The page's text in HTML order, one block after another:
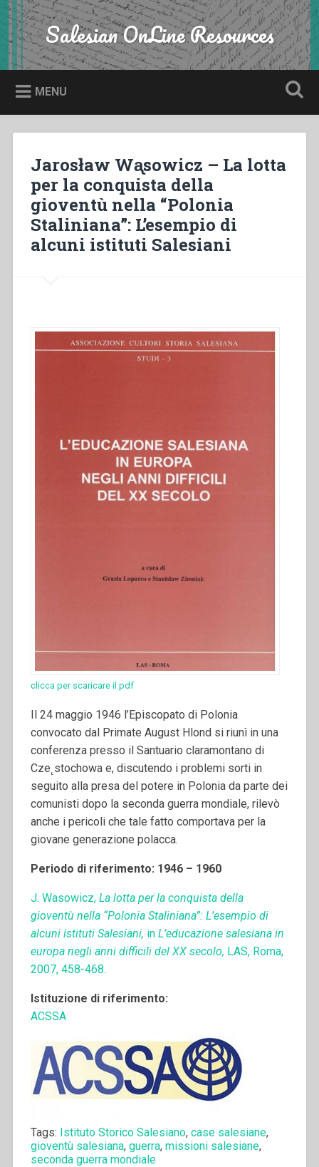
Skip
to
content
Search Salesian OnLine Resources
MENU
Jarosław Wᶏsowicz – La lotta
per la conquista della
gioventù nella “Polonia
Staliniana”: L’esempio di
alcuni istituti Salesiani
clicca per scaricare il pdf
Il 24 maggio 1946 l’Episcopato di Polonia
convocato dal Primate August Hlond si riunì in una
conferenza presso il Santuario claramontano di
Cze˛stochowa e, discutendo i problemi sorti in
seguito alla presa del potere in Polonia da parte dei
comunisti dopo la seconda guerra mondiale, rilevò
anche i pericoli che tale fatto comportava per la
giovane generazione polacca.
Periodo di riferimento: 1946 – 1960
J. Wasowicz, La lotta per la conquista della
gioventù nella “Polonia Staliniana”: L’esempio di
alcuni istituti Salesiani, in L’educazione salesiana in
europa negli anni difficili del XX secolo, LAS, Roma,
2007, 458-468.
Istituzione di riferimento:
ACSSA
Tags: Istituto Storico Salesiano, case salesiane,
gioventù salesiana, guerra, missioni salesiane,
seconda guerra mondiale